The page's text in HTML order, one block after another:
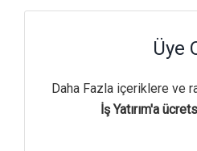
Üye
Daha Fazla içeriklere ve
İş Yatırım'a